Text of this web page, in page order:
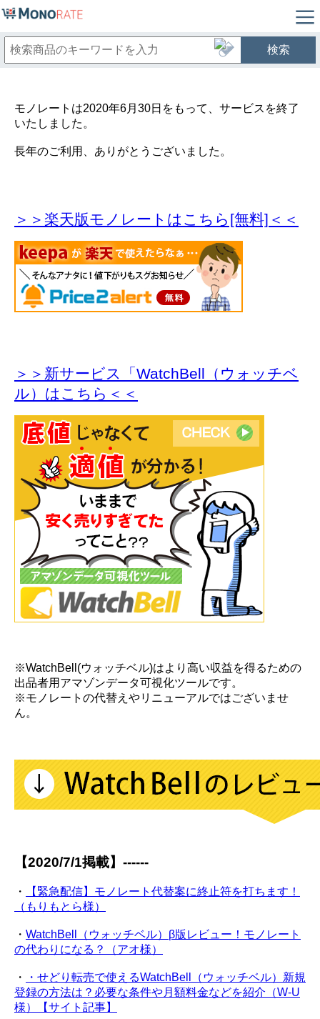
検索
モノレートは2020年6月30日をもって、サービスを終了
いたしました。
長年のご利用、ありがとうございました。
＞＞楽天版モノレートはこちら[無料]＜＜
＞＞新サービス「WatchBell（ウォッチベ
ル）はこちら＜＜
※WatchBell(ウォッチベル)はより高い収益を得るための
出品者用アマゾンデータ可視化ツールです。
※モノレートの代替えやリニューアルではございませ
ん。
【2020/7/1掲載】------
・
【緊急配信】モノレート代替案に終止符を打ちます！
（もりもとら様）
・ WatchBell（ウォッチベル）β版レビュー！モノレート
の代わりになる？（アオ様）
・
・せどり転売で使えるWatchBell（ウォッチベル）新規
登録の方法は？必要な条件や月額料金などを紹介（W-U
様）【サイト記事】